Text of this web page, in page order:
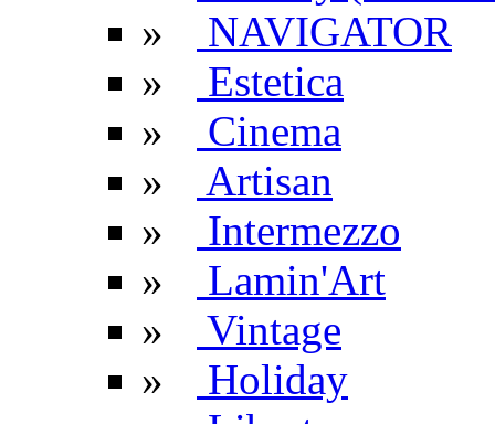
»
NAVIGATOR
»
Estetica
»
Cinema
»
Artisan
»
Intermezzo
»
Lamin'Art
»
Vintage
»
Holiday